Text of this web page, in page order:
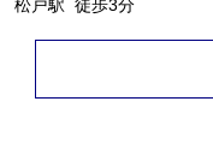
松戸駅 徒歩3分